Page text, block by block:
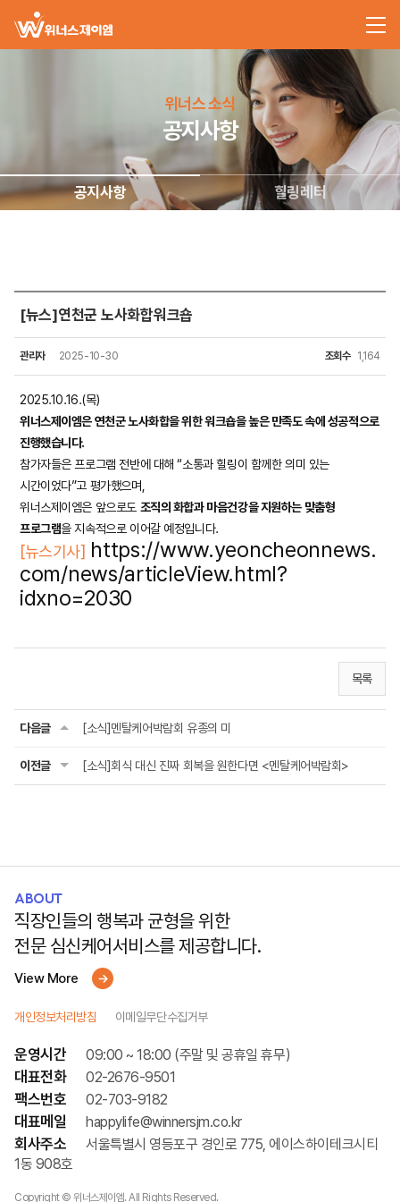
위너스 소식
공지사항
공지사항 힐링레터
[뉴스]연천군 노사화합워크숍
관리자 2025-10-30 조회수 1,164
2025.10.16.(목)
위너스제이엠은 연천군 노사화합을 위한 워크숍을 높은 만족도 속에 성공적으로
진행했습니다.
참가자들은 프로그램 전반에 대해 “소통과 힐링이 함께한 의미 있는
시간이었다”고 평가했으며,
위너스제이엠은 앞으로도 조직의 화합과 마음건강을 지원하는 맞춤형
프로그램을 지속적으로 이어갈 예정입니다.
[뉴스기사] https://www.yeoncheonnews.
com/news/articleView.html?
idxno=2030
목록
다음글 [소식]멘탈케어박람회 유종의 미
이전글 [소식]회식 대신 진짜 회복을 원한다면 <멘탈케어박람회>
ABOUT
직장인들의 행복과 균형을 위한
전문 심신케어서비스를 제공합니다.
View More
개인정보처리방침 이메일무단수집거부
운영시간 09:00 ~ 18:00 (주말 및 공휴일 휴무)
대표전화 02-2676-9501
팩스번호 02-703-9182
대표메일 happylife@winnersjm.co.kr
회사주소
서울특별시 영등포구 경인로 775, 에이스하이테크시티
1동 908호
Copyright © 위너스제이엠. All Rights Reserved.